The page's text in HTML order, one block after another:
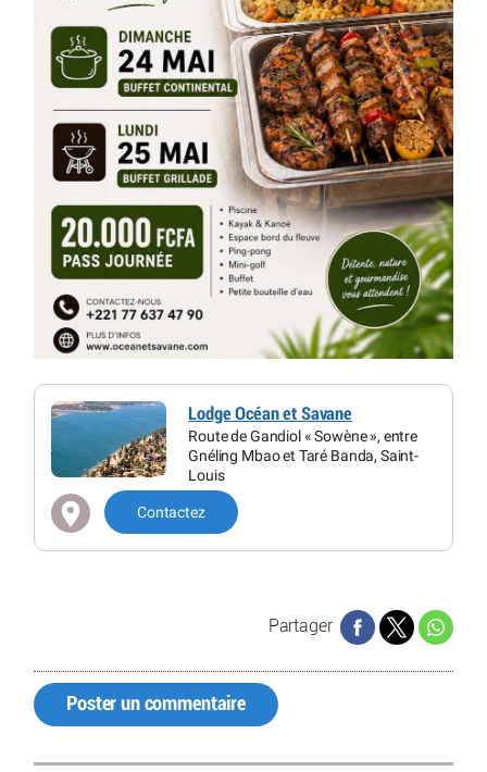
Lodge Océan et Savane
Route de Gandiol « Sowène », entre
Gnéling Mbao et Taré Banda, Saint-
Louis
Contactez
Partager
Poster un commentaire